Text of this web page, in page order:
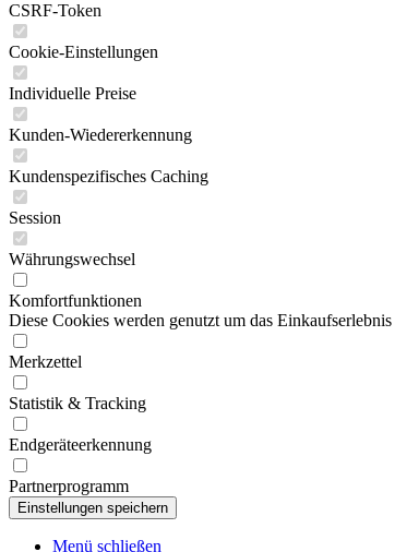
CSRF-Token
Cookie-Einstellungen
Individuelle Preise
Kunden-Wiedererkennung
Kundenspezifisches Caching
Session
Währungswechsel
Komfortfunktionen
Diese Cookies werden genutzt um das
Merkzettel
Statistik & Tracking
Endgeräteerkennung
Partnerprogramm
Menü schließen